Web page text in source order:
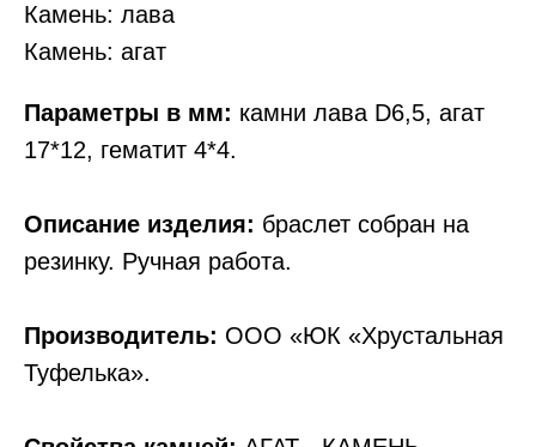
Параметры в мм: камни лава D6,5, агат
17*12, гематит 4*4.
Описание изделия: браслет собран на
резинку. Ручная работа.
Производитель: ООО «ЮК «Хрустальная
Туфелька».
Камень: лава
Камень: агат